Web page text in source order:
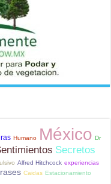
Humano México Dr
Secretos
Alfred Hitchcock experiencias
Caidas Estacionamiento